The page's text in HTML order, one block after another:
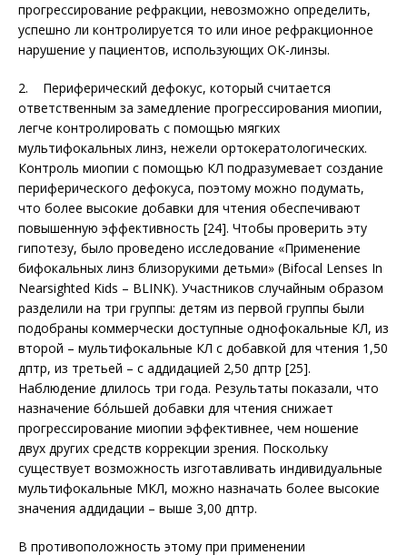
прогрессирование ре­фракции, невозможно определить,
успешно ли контролируется то или иное рефракционное
нарушение у пациентов, использующих ОК-линзы.
2. Периферический дефокус, который считается
ответственным за замедление прогрессирования миопии,
легче контролировать с помощью мягких
мультифокальных линз, нежели ортокератологических.
Кон­троль миопии с помощью КЛ подразумевает создание
периферического дефокуса, по­этому можно подумать,
что более высокие добавки для чтения обеспечивают
повышенную эффективность [24]. Чтобы проверить эту
гипотезу, было проведено исследование «Применение
бифокальных линз близорукими детьми» (Bifocal Lenses In
Nearsighted Kids – BLINK). Участников случайным образом
разделили на три группы: детям из первой группы были
подобраны коммерчески доступные однофокальные КЛ, из
второй – мультифокальные КЛ с добавкой для чтения 1,50
дптр, из третьей – с аддидацией 2,50 дптр [25].
Наблюдение длилось три года. Результаты показали, что
назначение бóльшей добавки для чтения снижает
прогрессирование миопии эффективнее, чем ношение
двух других средств коррекции зрения. Поскольку
существует возможность изготавливать индивидуальные
мультифокальные МКЛ, можно назначать более высокие
значения аддидации – выше 3,00 дптр.
В противоположность этому при применении